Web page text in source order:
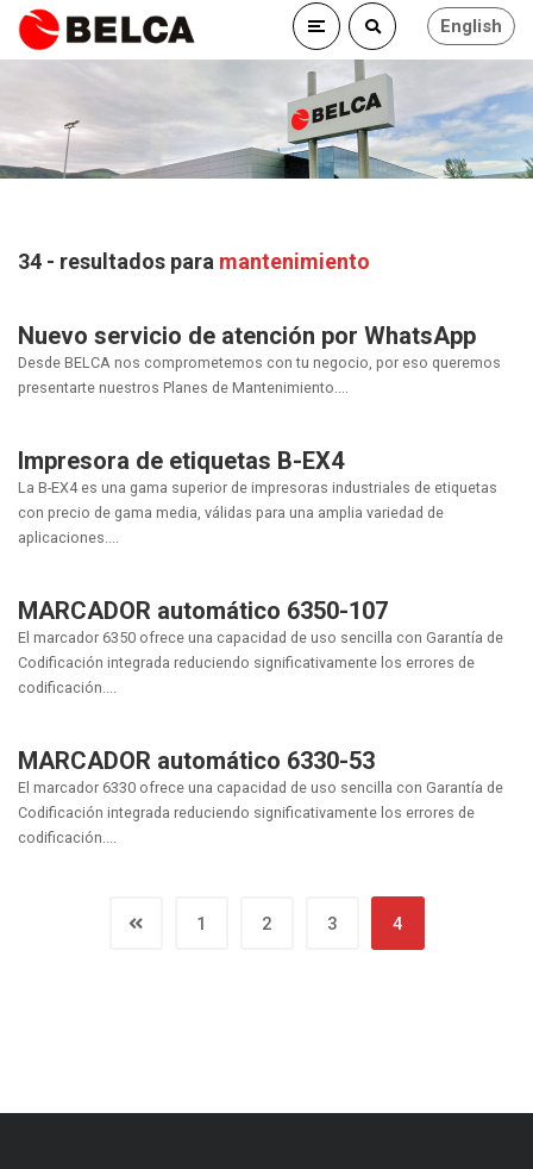
English
34 - resultados para mantenimiento
Nuevo servicio de atención por WhatsApp
Desde BELCA nos comprometemos con tu negocio, por eso queremos
presentarte nuestros Planes de Mantenimiento....
Impresora de etiquetas B-EX4
La B-EX4 es una gama superior de impresoras industriales de etiquetas
con precio de gama media, válidas para una amplia variedad de
aplicaciones....
MARCADOR automático 6350-107
El marcador 6350 ofrece una capacidad de uso sencilla con Garantía de
Codificación integrada reduciendo significativamente los errores de
codificación....
MARCADOR automático 6330-53
El marcador 6330 ofrece una capacidad de uso sencilla con Garantía de
Codificación integrada reduciendo significativamente los errores de
codificación....
1 2 3 4